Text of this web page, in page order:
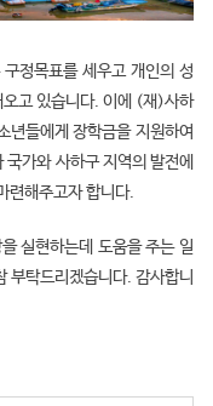
정목표를 세우고 개인의 성
고 있습니다. 이에 (재)사하
년들에게 장학금을 지원하여
가와 사하구 지역의 발전에
련해주고자 합니다.
실현하는데 도움을 주는 일
부탁드리겠습니다. 감사합니